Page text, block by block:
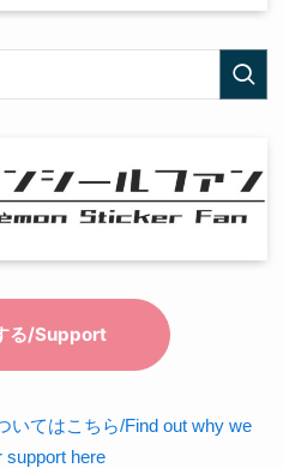
いてはこちら/Find out why we
support here